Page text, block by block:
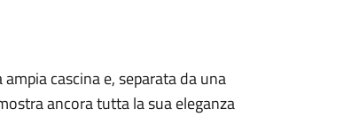
cascina e, separata da una
ancora tutta la sua eleganza